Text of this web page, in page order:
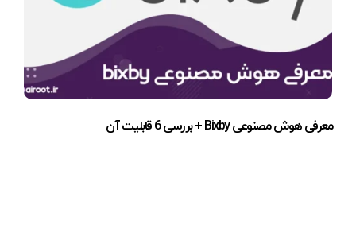
معرفی هوش مصنوعی Bixby + بررسی 6 قابلیت آن